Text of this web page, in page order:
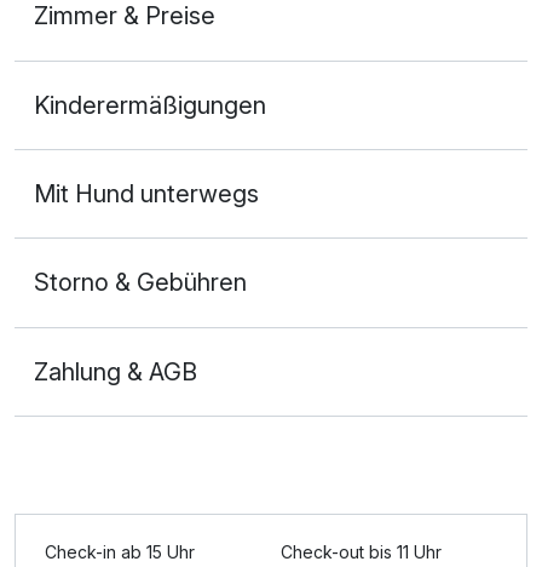
Zimmer & Preise
2 Erwachsene
Zusatznächte
Kinderermäßigungen
Mit Hund unterwegs
Storno & Gebühren
Zahlung & AGB
Check-in ab 15 Uhr Check-out bis 11 Uhr